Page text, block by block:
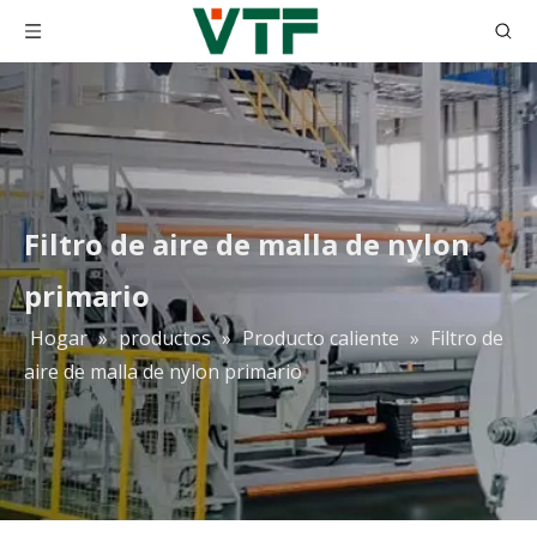
Filtro de aire de malla de nylon
primario
Hogar » productos » Producto caliente » Filtro de
aire de malla de nylon primario
La cabina de espray de fibra de vidrio que controla la contaminación filtra el filtro del aire acondicionado Medios de filtro de aire plisados ​​primarios/materia prima del filtro de aire con respaldo de malla metálica